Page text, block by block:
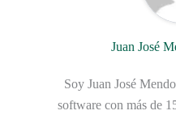
Juan José
Soy Juan José
software con más de